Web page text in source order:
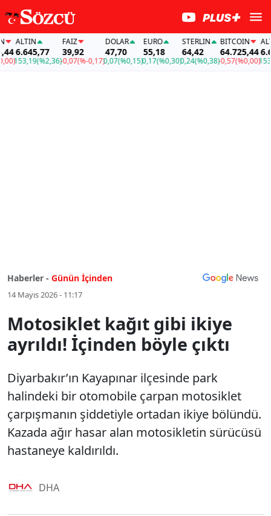
ALTIN
6.645,77
153,19(%2,36)
FAİZ
39,92
-0,07(%-0,17)
DOLAR
47,70
0,07(%0,15)
EURO
55,18
0,17(%0,30)
STERLIN
64,42
0,24(%0,38)
BITCOIN
64.725,44
-0,57(%0,00)
Haberler - Günün İçinden
14 Mayıs 2026 - 11:17
Motosiklet kağıt gibi ikiye
ayrıldı! İçinden böyle çıktı
Diyarbakır’ın Kayapınar ilçesinde park
halindeki bir otomobile çarpan motosiklet
çarpışmanın şiddetiyle ortadan ikiye bölündü.
Kazada ağır hasar alan motosikletin sürücüsü
hastaneye kaldırıldı.
DHA